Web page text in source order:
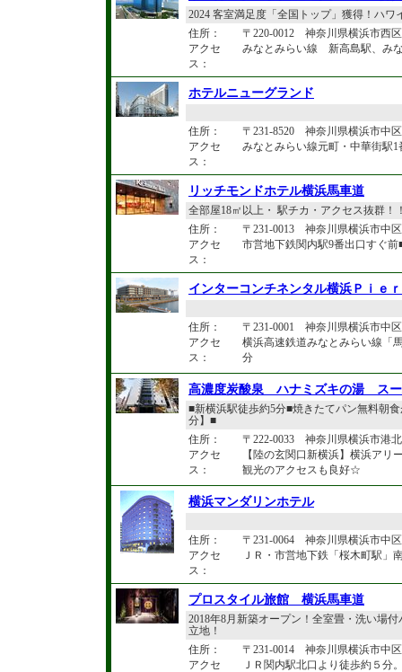
2024 客室満足度「全国トップ」獲得！ハ
住所：
〒220-0012 神奈川県横浜市西
アクセ
ス：
みなとみらい線 新高島駅、み
ホテルニューグランド
住所：
〒231-8520 神奈川県横浜市中
アクセ
ス：
みなとみらい線元町・中華街駅
リッチモンドホテル横浜馬車道
全部屋18㎡以上・ 駅チカ・アクセス抜群
住所：
〒231-0013 神奈川県横浜市中
アクセ
ス：
市営地下鉄関内駅9番出口すぐ
インターコンチネンタル横浜Ｐｉ
住所：
〒231-0001 神奈川県横浜市中
アクセ
ス：
横浜高速鉄道みなとみらい線「
分
高濃度炭酸泉 ハナミズキの湯 スー
■新横浜駅徒歩約5分■焼きたてパン無料朝
分】■
住所：
〒222-0033 神奈川県横浜市港
アクセ
ス：
【陸の玄関口新横浜】横浜ア
観光のアクセスも良好☆
横浜マンダリンホテル
住所：
〒231-0064 神奈川県横浜市中
アクセ
ス：
ＪＲ・市営地下鉄「桜木町駅」
プロスタイル旅館 横浜馬車道
2018年8月新築オープン！全室畳・洗い場
立地！
住所：
〒231-0014 神奈川県横浜市中
アクセ
ＪＲ関内駅北口より徒歩約５分